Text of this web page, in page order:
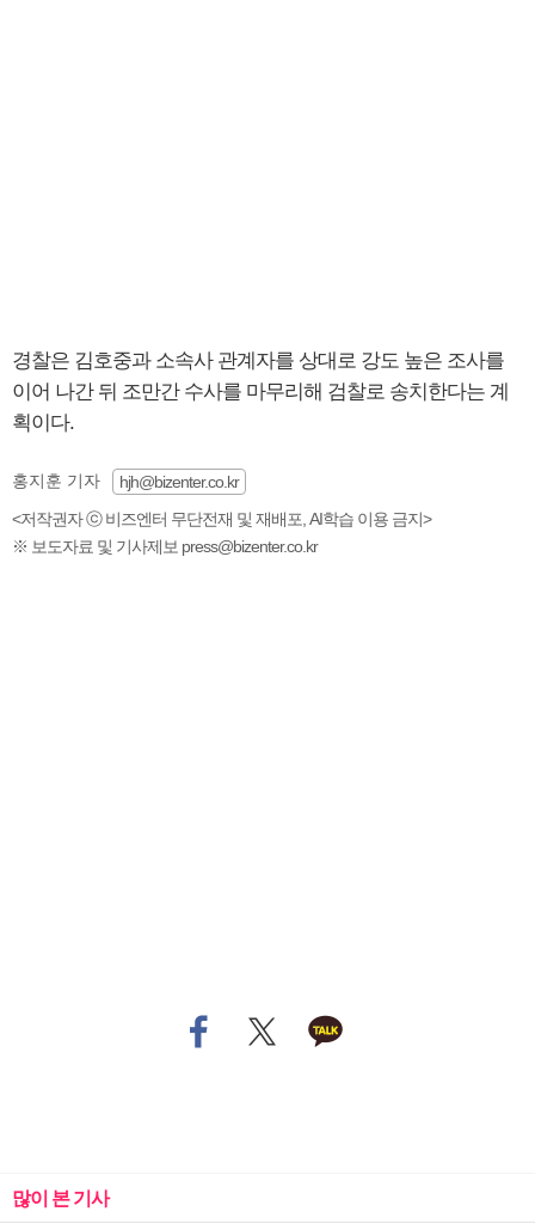
경찰은 김호중과 소속사 관계자를 상대로 강도 높은 조사를
이어 나간 뒤 조만간 수사를 마무리해 검찰로 송치한다는 계
획이다.
홍지훈 기자
hjh@bizenter.co.kr
<저작권자 ⓒ 비즈엔터 무단전재 및 재배포, AI학습 이용 금지>
※ 보도자료 및 기사제보 press@bizenter.co.kr
많이 본 기사